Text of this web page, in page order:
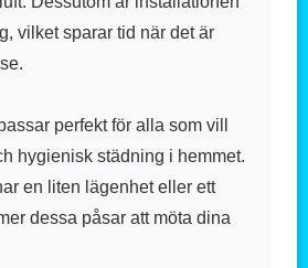
vilket sparar tid när det är
perfekt för alla som vill
hygienisk städning i hemmet.
en liten lägenhet eller ett
dessa påsar att möta dina